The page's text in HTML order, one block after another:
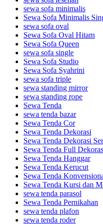
sewa sofa minimalis
Sewa Sofa Minimalis
sewa sofa oval
Sewa Sofa Oval Hitam
Sewa Sofa Queen
sewa sofa single
Sewa Sofa Studio
Sewa Sofa Syahrini
sewa sofa triple
sewa standing mirror
sewa standing rope
Sewa Tenda
sewa tenda bazar
Sewa Tenda Cor
Sewa Tenda Dekorasi
Sewa Tenda Dekorasi
Sewa Tenda Full
Sewa Tenda Hanggar
Sewa Tenda Kerucut
Sewa Tenda
Sewa Tenda Kursi dan
sewa tenda parasol
Sewa Tenda Pernikahan
sewa tenda plafon
sewa tenda roder